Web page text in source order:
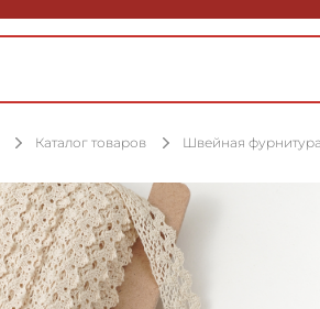
Каталог товаров Швейная фурнитура